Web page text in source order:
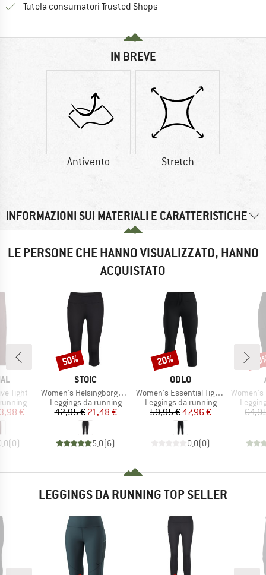
Tutela consumatori Trusted Shops
IN BREVE
Antivento Stretch
INFORMAZIONI SUI MATERIALI E CARATTERISTICHE
LE PERSONE CHE HANNO VISUALIZZATO, HANNO
ACQUISTATO
Tight
ridotto
€
(0)
MARCHIO
STOIC
Articolo
Women's HelsingborgSt. Performance 3/4 Tights II
Gruppo di prodotti
Leggings da running
Prezzo
42,95 €Prezzo ridotto
21,48 €
5,0(6)
Sconto
50%
MARCHIO
ODLO
Articolo
Women's Essential Tights 3/4
Gruppo di prodotti
Leggings da running
Prezzo
59,95 €Prezzo ridotto
47,96 €
0,0(0)
Sconto
20%
Articolo
Women's Road
LEGGINGS DA RUNNING TOP SELLER